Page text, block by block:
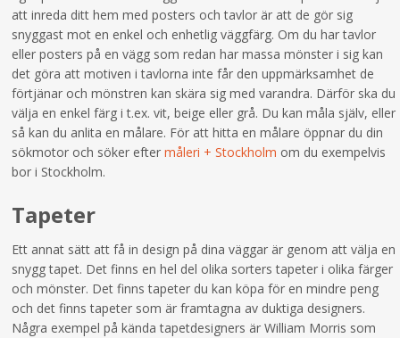
att inreda ditt hem med posters och tavlor är att de gör sig
snyggast mot en enkel och enhetlig väggfärg. Om du har tavlor
eller posters på en vägg som redan har massa mönster i sig kan
det göra att motiven i tavlorna inte får den uppmärksamhet de
förtjänar och mönstren kan skära sig med varandra. Därför ska du
välja en enkel färg i t.ex. vit, beige eller grå. Du kan måla själv, eller
så kan du anlita en målare. För att hitta en målare öppnar du din
sökmotor och söker eftermåleri + Stockholm om du exempelvis
bor i Stockholm.
Tapeter
Ett annat sätt att få in design på dina väggar är genom att välja en
snygg tapet. Det finns en hel del olika sorters tapeter i olika färger
och mönster. Det finns tapeter du kan köpa för en mindre peng
och det finns tapeter som är framtagna av duktiga designers.
Några exempel på kända tapetdesigners är William Morris som